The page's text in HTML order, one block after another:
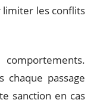
limiter les conflits
chaque passage
sanction en cas